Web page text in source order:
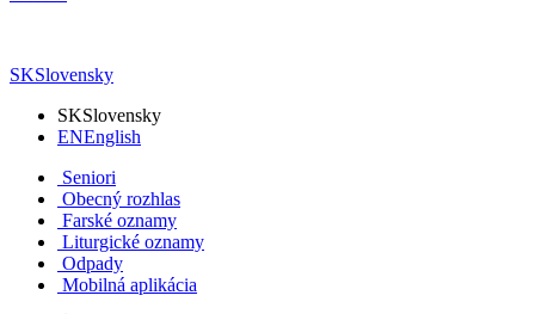
SKSlovensky
SKSlovensky
ENEnglish
Seniori
Obecný rozhlas
Farské oznamy
Liturgické oznamy
Odpady
Mobilná aplikácia